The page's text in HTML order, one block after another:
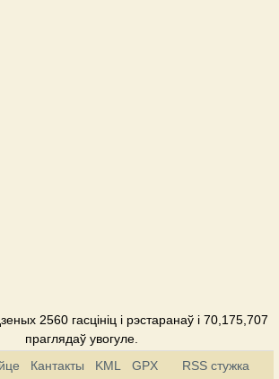
2560 гасцініц і рэстаранаў і 70,175,707
праглядаў увогуле.
Кантакты KML GPX
RSS стужка